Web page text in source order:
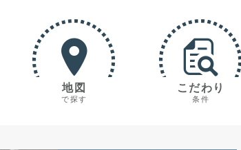
地図
で探す
こだわり
条件